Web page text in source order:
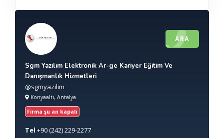
ARA
Sgm Yazılım Elektronik Ar-ge Kariyer Eğitim Ve
Danışmanlık Hizmetleri
@sgmyazilim
Konyaaltı, Antalya
Firma şu an kapalı
Tel +90(242) 229-2277